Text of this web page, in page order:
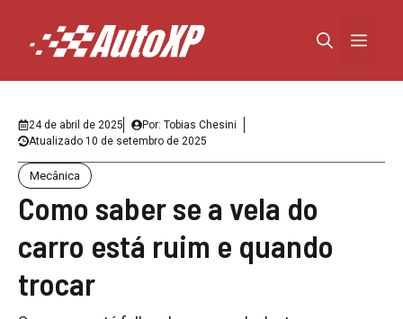
conteúdo
Menu
24 de abril de 2025 Por: Tobias Chesini
Atualizado 10 de setembro de 2025
Mecânica
Como saber se a vela do
carro está ruim e quando
trocar